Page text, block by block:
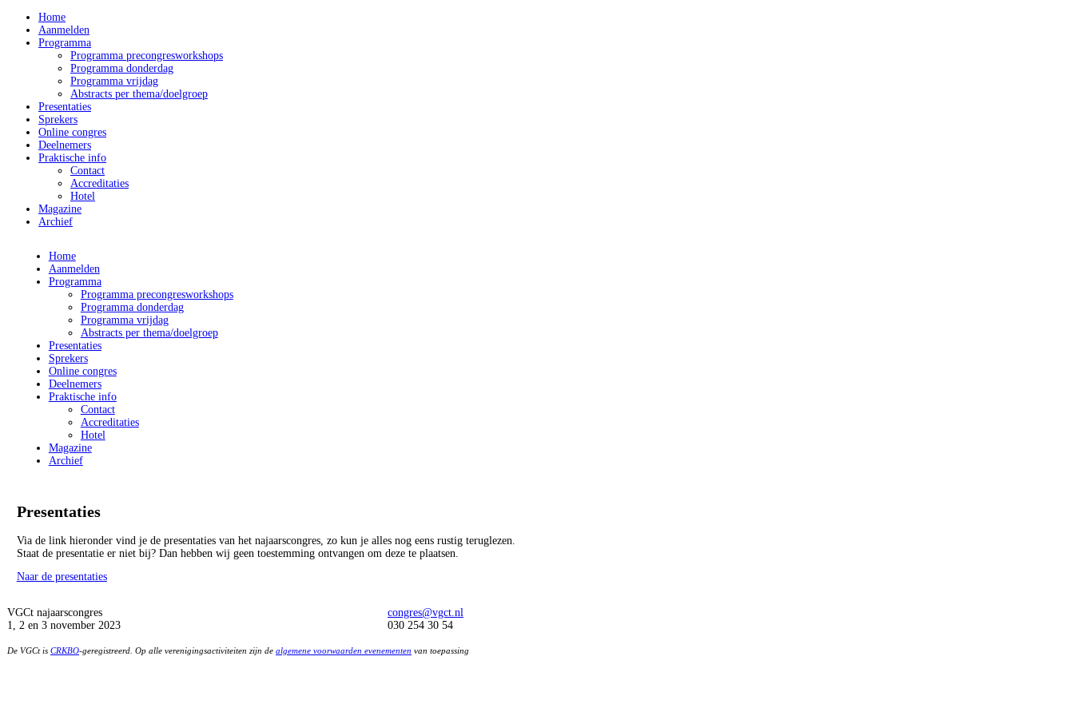
Home
Aanmelden
Programma
Programma precongresworkshops
Programma donderdag
Programma vrijdag
Abstracts per thema/doelgroep
Presentaties
Sprekers
Online congres
Deelnemers
Praktische info
Contact
Accreditaties
Hotel
Magazine
Archief
Home
Aanmelden
Programma
Programma precongresworkshops
Programma donderdag
Programma vrijdag
Abstracts per thema/doelgroep
Presentaties
Sprekers
Online congres
Deelnemers
Praktische info
Contact
Accreditaties
Hotel
Magazine
Archief
Presentaties
Via de link hieronder vind je de presentaties van het najaarscongres, zo kun je alles nog eens rustig teruglezen.
Staat de presentatie er niet bij? Dan hebben wij geen toestemming ontvangen om deze te plaatsen.
Naar de presentaties
VGCt najaarscongres
1, 2 en 3 november 2023
congres@vgct.nl
030 254 30 54
De VGCt is CRKBO-geregistreerd. Op alle verenigingsactiviteiten zijn de algemene voorwaarden evenementen van toepassing